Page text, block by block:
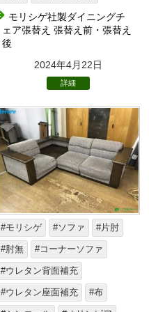
モリシゲ社製ダイニングチ
ェア張替え 張替え前・張替え
後
2024年4月22日
詳細
#モリシゲ #ソファ #片肘
#肘無 #コーナーソファ
#ウレタン背面補充
#ウレタン座面補充 #布